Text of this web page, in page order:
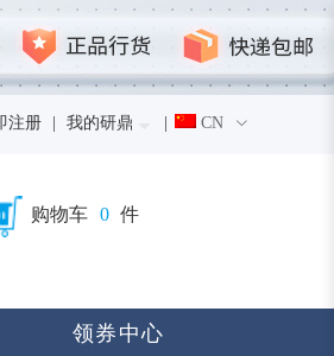
注册 我的研鼎 CN
购物车 0 件
领券中心